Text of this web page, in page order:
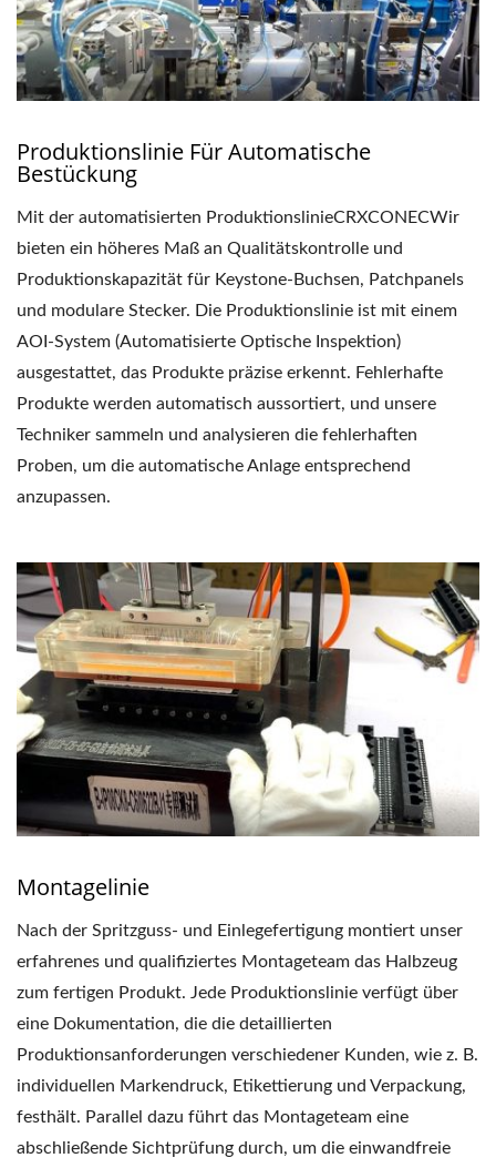
Produktionslinie Für Automatische
Bestückung
Mit der automatisierten ProduktionslinieCRXCONECWir
bieten ein höheres Maß an Qualitätskontrolle und
Produktionskapazität für Keystone-Buchsen, Patchpanels
und modulare Stecker. Die Produktionslinie ist mit einem
AOI-System (Automatisierte Optische Inspektion)
ausgestattet, das Produkte präzise erkennt. Fehlerhafte
Produkte werden automatisch aussortiert, und unsere
Techniker sammeln und analysieren die fehlerhaften
Proben, um die automatische Anlage entsprechend
anzupassen.
Montagelinie
Nach der Spritzguss- und Einlegefertigung montiert unser
erfahrenes und qualifiziertes Montageteam das Halbzeug
zum fertigen Produkt. Jede Produktionslinie verfügt über
eine Dokumentation, die die detaillierten
Produktionsanforderungen verschiedener Kunden, wie z. B.
individuellen Markendruck, Etikettierung und Verpackung,
festhält. Parallel dazu führt das Montageteam eine
abschließende Sichtprüfung durch, um die einwandfreie